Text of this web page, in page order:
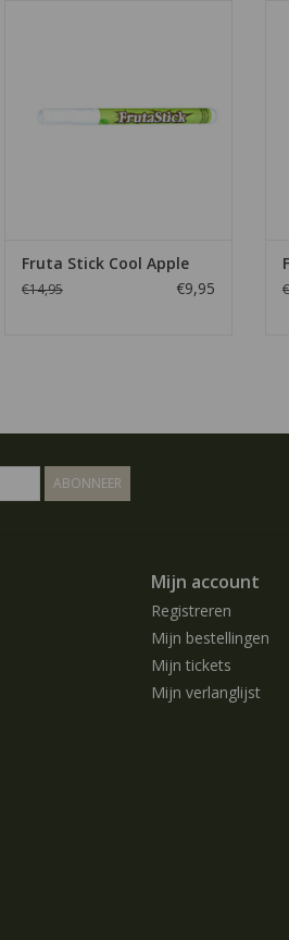
Fruta Stick Cool Apple
€14,95 €9,95
ABONNEER
Mijn account
Registreren
Mijn bestellingen
Mijn tickets
Mijn verlanglijst